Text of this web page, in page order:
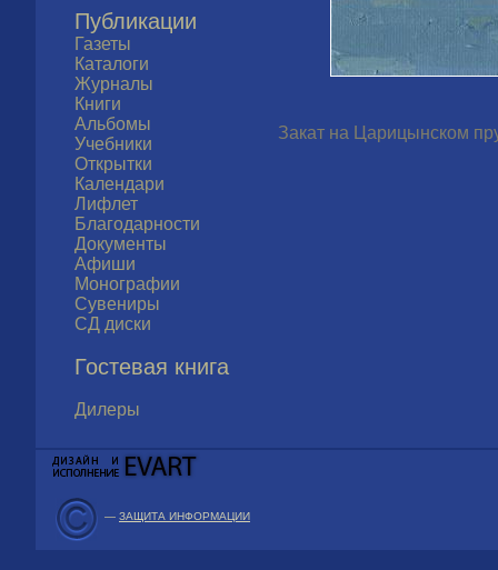
Публикации
Газеты
Каталоги
Журналы
Книги
Альбомы
Учебники
Открытки
Календари
Лифлет
Благодарности
Документы
Афиши
Монографии
Сувениры
СД диски
Гостевая книга
Дилеры
Закат на Царицынском
— ЗАЩИТА ИНФОРМАЦИИ